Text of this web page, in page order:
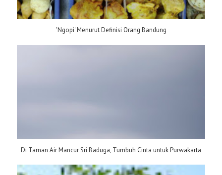
'Ngopi' Menurut Definisi Orang Bandung
Di Taman Air Mancur Sri Baduga, Tumbuh Cinta untuk Purwakarta